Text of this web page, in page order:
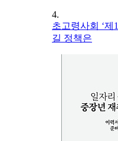
4.
초고령사회 ‘제
길 정책은